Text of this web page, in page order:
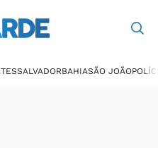
SALVADORBAHIASÃO JOÃO